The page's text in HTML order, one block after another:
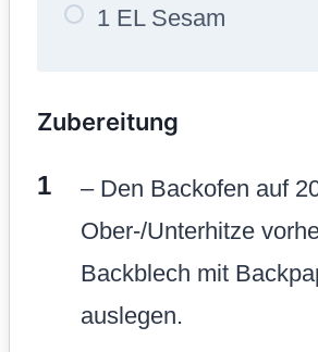
1 EL Sesam
Zubereitung
– Den Backofen auf
Ober-/Unterhitze
Backblech mit
auslegen.